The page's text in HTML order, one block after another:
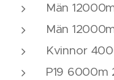
Män
Män
Kvinnor
P19 6000m